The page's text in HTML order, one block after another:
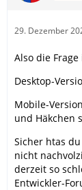
29. Dezember
Also die
Desktop-
Mobile-
und Häkchen
Sicher htas
nicht
derzeit so
Entwickler-